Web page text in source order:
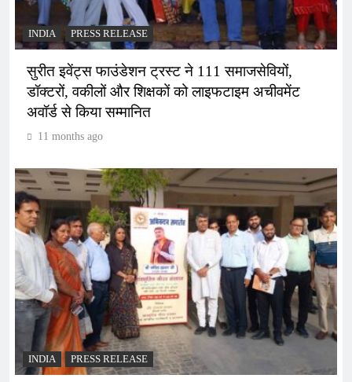
INDIA PRESS RELEASE
सुरीत इवेंट्स फाउंडेशन ट्रस्ट ने 111 समाजसेवियों,
डॉक्टरों, वकीलों और शिक्षकों को लाइफटाइम अचीवमेंट
अवॉर्ड से किया सम्मानित
11 months ago
INDIA PRESS RELEASE